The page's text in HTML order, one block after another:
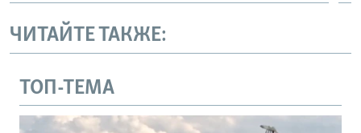
ЧИТАЙТЕ ТАКЖЕ:
ТОП-ТЕМА